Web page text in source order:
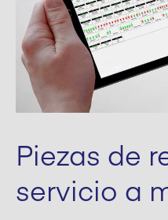
Piezas de
servicio a